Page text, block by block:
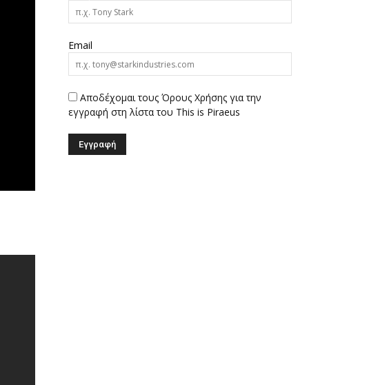
Email
Αποδέχομαι τους Όρους Χρήσης για την
εγγραφή στη λίστα του This is Piraeus